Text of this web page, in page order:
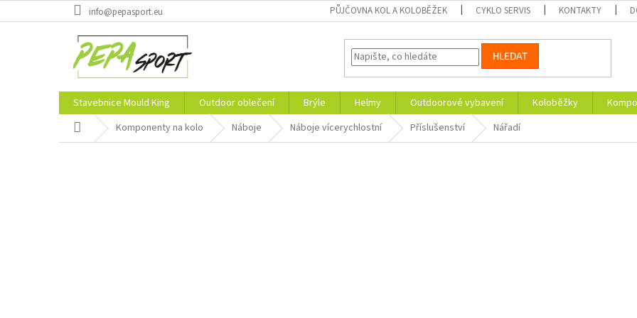
na
info@pepasport.eu PŮJČOVNA KOL A KOLOBĚŽEK CYKLO SERVIS KONTAKTY
HLEDAT
Stavebnice Mould King Outdoor oblečení Brýle Helmy Outdoorové vybavení Koloběžky
Domů Komponenty na kolo Náboje Náboje vícerychlostní Příslušenství Nářadí